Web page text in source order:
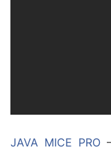
JAVA MICE PRO